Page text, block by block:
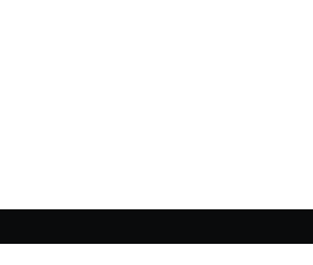
محمد خضیر مدعامل شرکت